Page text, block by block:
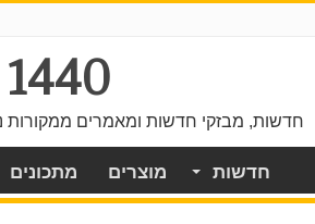
1440
חדשות, מבזקי חדשות ומאמרים ממקורות נבחרים –
חדשות מוצרים מתכונים